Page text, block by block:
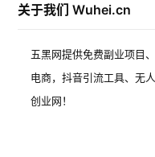
关于我们 Wuhei.cn
五黑网提供免费副业项目
电商，抖音引流工具、无
创业网！